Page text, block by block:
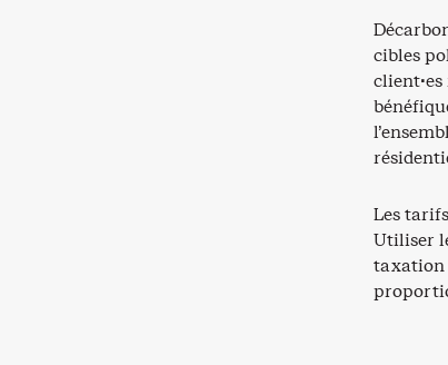
cibles
Les
Utiliser
taxation